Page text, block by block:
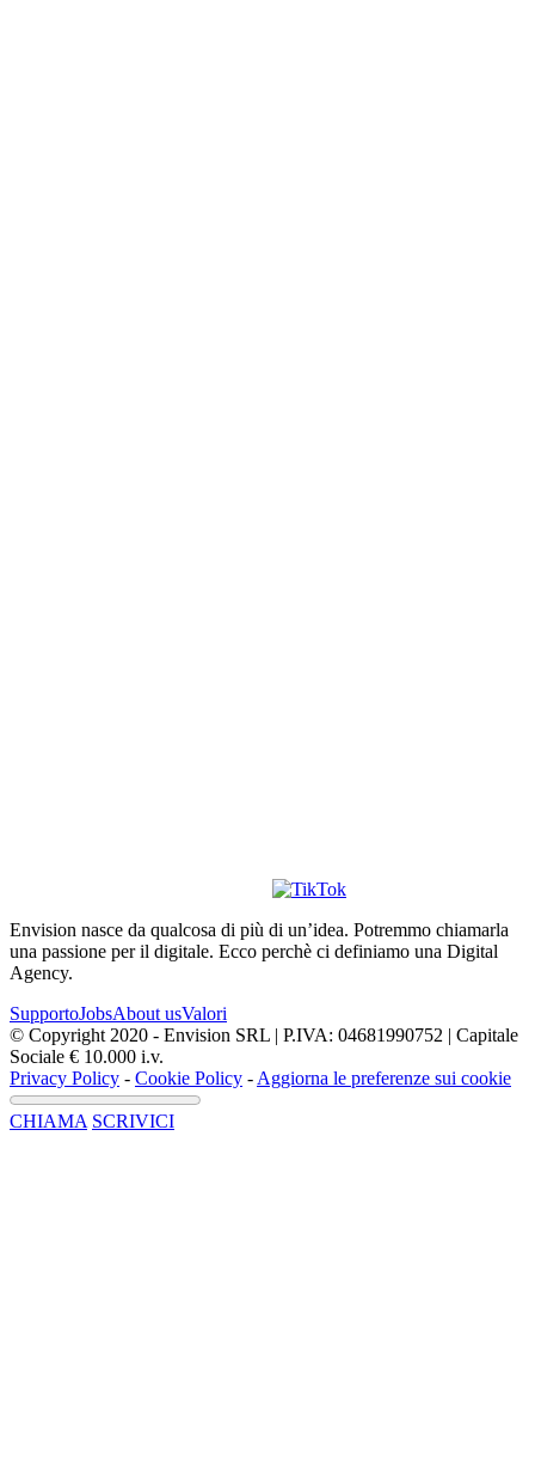
Envision nasce da qualcosa di più di un’idea. Potremmo chiamarla
una passione per il digitale. Ecco perchè ci definiamo una Digital
Agency.
SupportoJobsAbout usValori
© Copyright 2020 - Envision SRL | P.IVA: 04681990752 | Capitale
Sociale € 10.000 i.v.
Privacy Policy - Cookie Policy - Aggiorna le preferenze sui cookie
CHIAMA SCRIVICI